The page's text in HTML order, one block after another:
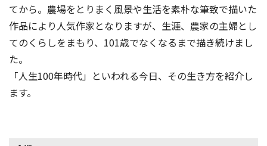
てから。農場をとりまく風景や生活を素朴な筆致で描いた
作品により人気作家となりますが、生涯、農家の主婦とし
てのくらしをまもり、101歳でなくなるまで描き続けまし
た。
「人生100年時代」といわれる今日、その生き方を紹介し
ます。